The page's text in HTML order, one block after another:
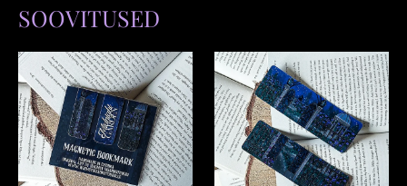
SOOVITUSED